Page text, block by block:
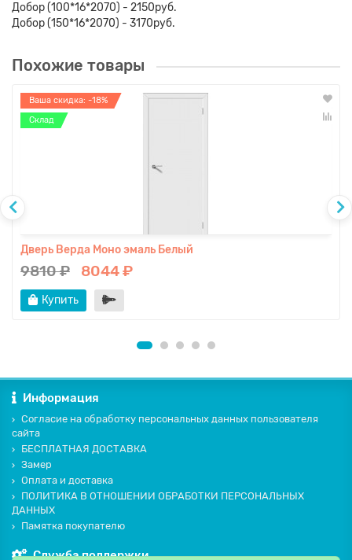
Добор (100*16*2070) - 2150руб.
Добор (150*16*2070) - 3170руб.
Похожие товары
Ваша скидка: -18%
Склад
Дверь Верда Моно эмаль Белый
9810 ₽ 8044 ₽
Купить
Информация
Согласие на обработку персональных данных пользователя
сайта
БЕСПЛАТНАЯ ДОСТАВКА
Замер
Оплата и доставка
ПОЛИТИКА В ОТНОШЕНИИ ОБРАБОТКИ ПЕРСОНАЛЬНЫХ
ДАННЫХ
Памятка покупателю
Служба поддержки